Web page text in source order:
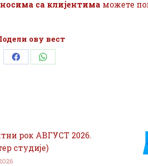
са клијентима можете
ову вест
Share Share
рок АВГУСТ 2026.
студије)